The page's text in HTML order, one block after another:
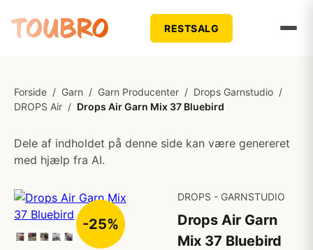
RESTSALG
Forside / Garn / Garn Producenter / Drops Garnstudio /
DROPS Air / Drops Air Garn Mix 37 Bluebird
Dele af indholdet på denne side kan være genereret
med hjælp fra AI.
-25%
DROPS - GARNSTUDIO
Drops Air Garn
Mix 37 Bluebird